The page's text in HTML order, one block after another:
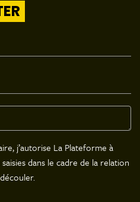
j’autorise La Plateforme à
dans le cadre de la relation